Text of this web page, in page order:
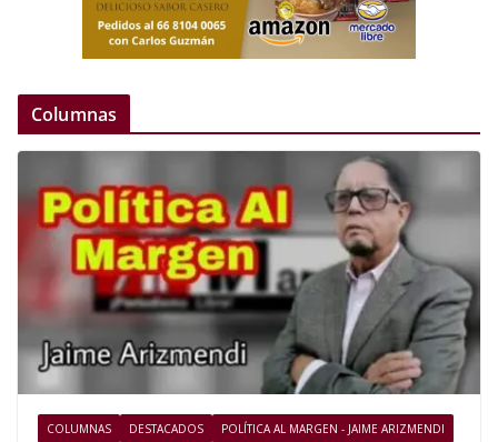
Columnas
COLUMNAS DESTACADOS POLÍTICA AL MARGEN - JAIME ARIZMENDI